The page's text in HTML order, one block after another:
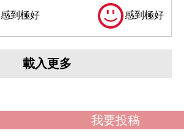
感到極好
一切依法處理
感到極好
載入更多
我要投稿